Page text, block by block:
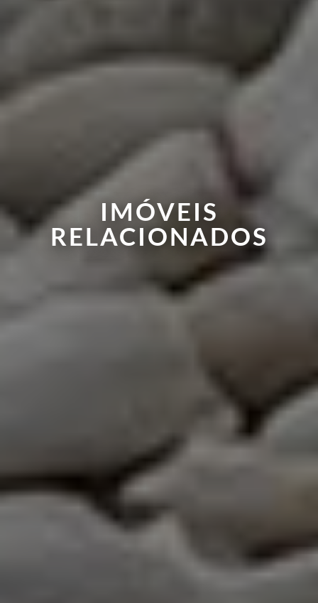
IMÓVEIS
RELACIONADOS